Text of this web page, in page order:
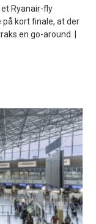
Ryanair-fly
på kort finale, at der
en go-around. |